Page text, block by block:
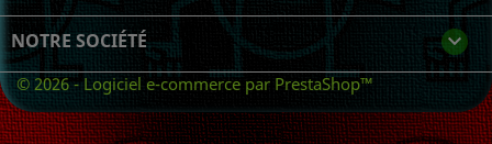
NOTRE SOCIÉTÉ 
© 2026 - Logiciel e-commerce par PrestaShop™